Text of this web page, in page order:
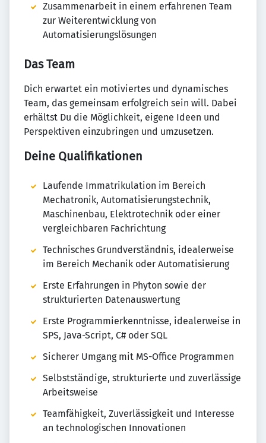
Zusammenarbeit in einem erfahrenen Team
zur Weiterentwicklung von
Automatisierungslösungen
Das Team
Dich erwartet ein motiviertes und dynamisches
Team, das gemeinsam erfolgreich sein will. Dabei
erhältst Du die Möglichkeit, eigene Ideen und
Perspektiven einzubringen und umzusetzen.
Deine Qualifikationen
Laufende Immatrikulation im Bereich
Mechatronik, Automatisierungstechnik,
Maschinenbau, Elektrotechnik oder einer
vergleichbaren Fachrichtung
Technisches Grundverständnis, idealerweise
im Bereich Mechanik oder Automatisierung
Erste Erfahrungen in Phyton sowie der
strukturierten Datenauswertung
Erste Programmierkenntnisse, idealerweise in
SPS, Java-Script, C# oder SQL
Sicherer Umgang mit MS-Office Programmen
Selbstständige, strukturierte und zuverlässige
Arbeitsweise
Teamfähigkeit, Zuverlässigkeit und Interesse
an technologischen Innovationen